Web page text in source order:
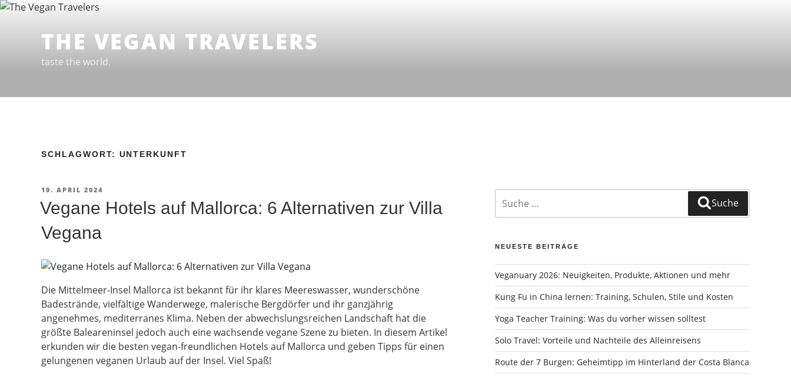
Zum
THE VEGAN TRAVELERS
taste the world.
SCHLAGWORT: UNTERKUNFT
VERÖFFENTLICHT
19. APRIL 2024
Vegane Hotels auf Mallorca: 6 Alternativen zur Villa
Vegana
Die Mittelmeer-Insel Mallorca ist bekannt für ihr klares Meereswasser, wunderschöne
Badestrände, vielfältige Wanderwege, malerische Bergdörfer und ihr ganzjährig
angenehmes, mediterranes Klima. Neben der abwechslungsreichen Landschaft hat die
größte Baleareninsel jedoch auch eine wachsende vegane Szene zu bieten. In diesem Artikel
erkunden wir die besten vegan-freundlichen Hotels auf Mallorca und geben Tipps für einen
gelungenen veganen Urlaub auf der Insel. Viel Spaß!
nach:
Suche
NEUESTE BEITRÄGE
Veganuary 2026: Neuigkeiten, Produkte, Aktionen und mehr
Kung Fu in China lernen: Training, Schulen, Stile und Kosten
Yoga Teacher Training: Was du vorher wissen solltest
Solo Travel: Vorteile und Nachteile des Alleinreisens
Route der 7 Burgen: Geheimtipp im Hinterland der Costa Blanca